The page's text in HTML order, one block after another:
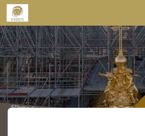
Skip to content